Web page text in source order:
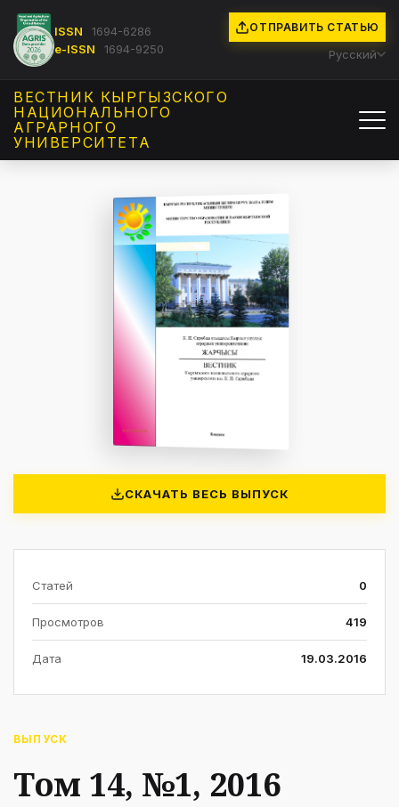
ISSN
1694-6286
e-ISSN
1694-9250
ОТПРАВИТЬ СТАТЬЮ
Русский
ВЕСТНИК КЫРГЫЗCКОГО
НАЦИОНАЛЬНОГО
АГРАРНОГО
УНИВЕРСИТЕТА
СКАЧАТЬ ВЕСЬ ВЫПУСК
Статей 0
Просмотров 419
Дата 19.03.2016
ВЫПУСК
Том 14, №1, 2016